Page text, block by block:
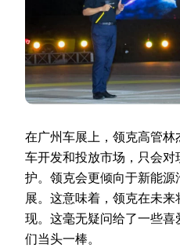
在广州车展上，领克高管
车开发和投放市场，只会
护。领克会更倾向于新能
展。这意味着，领克在未
现。这毫无疑问给了一些
们当头一棒。